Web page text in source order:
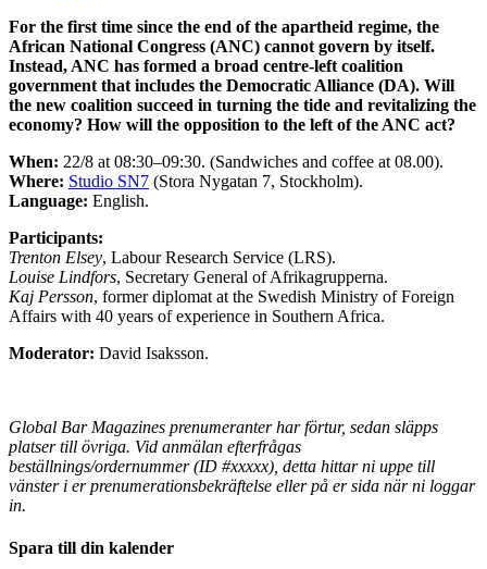
For the first time since the end of the apartheid regime, the
African National Congress (ANC) cannot govern by itself.
Instead, ANC has formed a broad centre-left coalition
government that includes the Democratic Alliance (DA). Will
the new coalition succeed in turning the tide and revitalizing the
economy? How will the opposition to the left of the ANC act?
When: 22/8 at 08:30–09:30. (Sandwiches and coffee at 08.00).
Where: Studio SN7 (Stora Nygatan 7, Stockholm).
Language: English.
Participants:
Trenton Elsey, Labour Research Service (LRS).
Louise Lindfors, Secretary General of Afrikagrupperna.
Kaj Persson, former diplomat at the Swedish Ministry of Foreign
Affairs with 40 years of experience in Southern Africa.
Moderator: David Isaksson.
Global Bar Magazines prenumeranter har förtur, sedan släpps
platser till övriga. Vid anmälan efterfrågas
beställnings/ordernummer (ID #xxxxx), detta hittar ni uppe till
vänster i er prenumerationsbekräftelse eller på er sida när ni loggar
in.
Spara till din kalender